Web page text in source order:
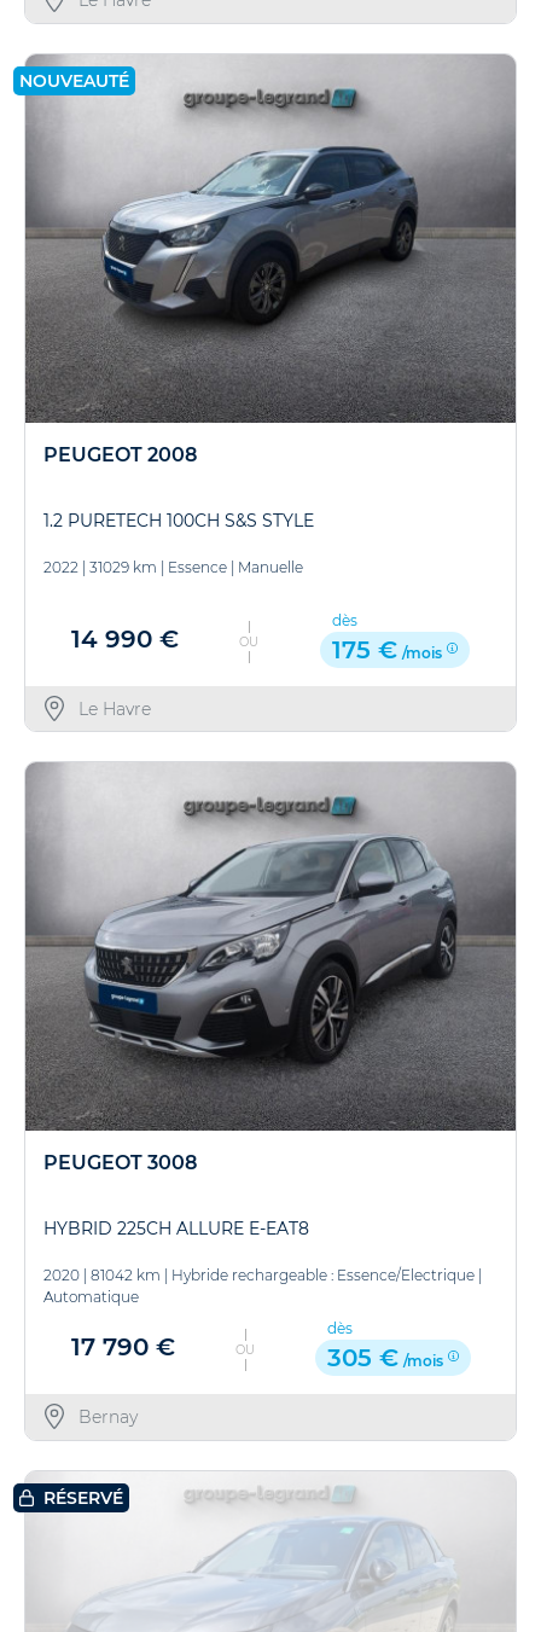
NOUVEAUTÉ
PEUGEOT 2008
1.2 PURETECH 100CH S&S STYLE
2022 | 31029 km | Essence | Manuelle
14 990 € OU
dès
175 € /mois
Le Havre
PEUGEOT 3008
HYBRID 225CH ALLURE E-EAT8
2020 81042 km Hybride rechargeable : Essence/Electrique
Automatique
17 790 € OU
dès
305 € /mois
Bernay
RÉSERVÉ